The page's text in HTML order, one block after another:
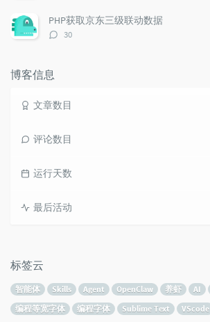
数：
PHP获取京东三级联动数据
评
30
博客信息
文章数目
评论数目
运行天数
最后活动
标签云
智能体 Skills Agent OpenClaw 养虾 AI
编程等宽字体
编程字体 Sublime Text VScode